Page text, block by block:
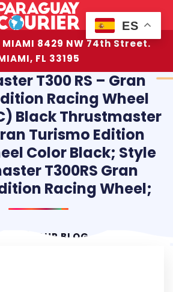
MIAMI 8429 NW 74th Street.
FL 33195
T300 RS – Gran
Racing Wheel
Black Thrustmaster
Turismo Edition
Color Black; Style
T300RS Gran
Racing Wheel;
OUR BLOG
ES